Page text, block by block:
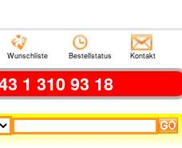
Wunschliste Bestellstatus Kontakt
1 310 93 18